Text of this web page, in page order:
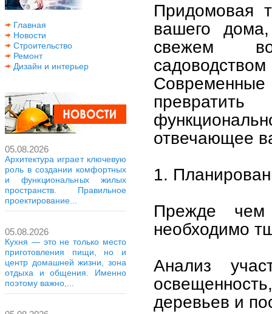
Главная
Новости
Строительство
Ремонт
Дизайн и интерьер
05.08.2026
Архитектура играет ключевую
роль в создании комфортных
и функциональных жилых
пространств. Правильное
проектирование...
05.08.2026
Кухня — это не только место
приготовления пищи, но и
центр домашней жизни, зона
отдыха и общения. Именно
поэтому важно,...
Придомовая
вашего
свежем
Современные
отвечающее
1.
Прежде чем
необходимо
Анализ
деревьев и